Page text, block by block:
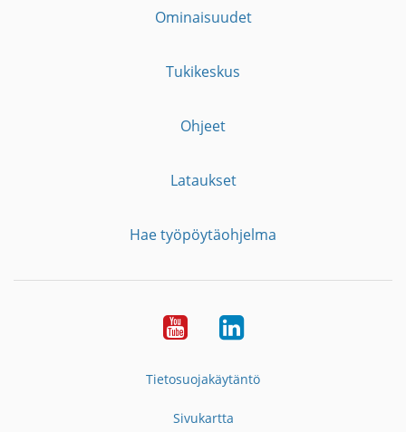
Ominaisuudet
Tukikeskus
Ohjeet
Lataukset
Hae työpöytäohjelma
YouTubeLinkedIn
Tietosuojakäytäntö
Sivukartta